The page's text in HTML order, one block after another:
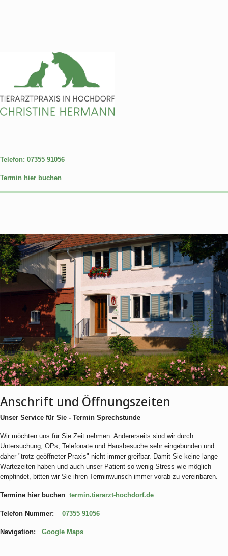
Telefon: 07355 91056
Termin hier buchen
Anschrift und Öffnungszeiten
Unser Service für Sie - Termin Sprechstunde
Wir möchten uns für Sie Zeit nehmen. Andererseits sind wir durch
Untersuchung, OPs, Telefonate und Hausbesuche sehr eingebunden und
daher "trotz geöffneter Praxis" nicht immer greifbar. Damit Sie keine lange
Wartezeiten haben und auch unser Patient so wenig Stress wie möglich
empfindet, bitten wir Sie ihren Terminwunsch immer vorab zu vereinbaren.
Termine hier buchen: termin.tierarzt-hochdorf.de
Telefon Nummer: 07355 91056
Navigation: Google Maps